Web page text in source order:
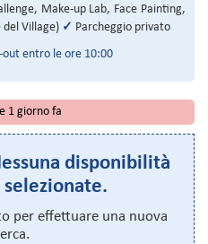
Make-up Lab, Face Painting,
del Village) ✓ Parcheggio privato
out entro le ore 10:00
1 giorno fa
disponibilità
per effettuare una nuova